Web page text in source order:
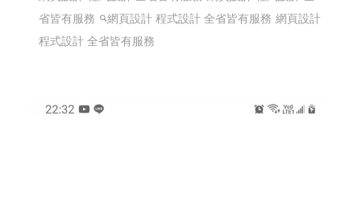
省皆有服務
網頁設計 程式設計 全省皆有服務 網頁設計
程式設計 全省皆有服務